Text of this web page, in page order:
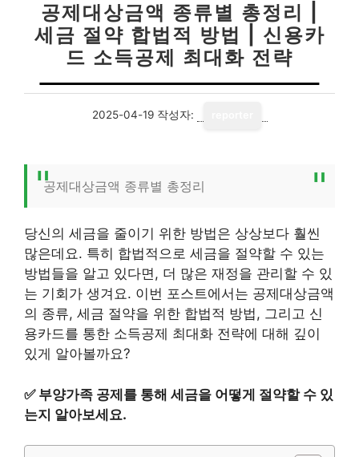
공제대상금액 종류별 총정리 |
세금 절약 합법적 방법 | 신용카
드 소득공제 최대화 전략
2025-04-19 작성자:
공제대상금액 종류별 총정리
당신의 세금을 줄이기 위한 방법은 상상보다 훨씬
많은데요. 특히 합법적으로 세금을 절약할 수 있는
방법들을 알고 있다면, 더 많은 재정을 관리할 수 있
는 기회가 생겨요. 이번 포스트에서는 공제대상금액
의 종류, 세금 절약을 위한 합법적 방법, 그리고 신
용카드를 통한 소득공제 최대화 전략에 대해 깊이
있게 알아볼까요?
✅ 부양가족 공제를 통해 세금을 어떻게 절약할 수 있
는지 알아보세요.